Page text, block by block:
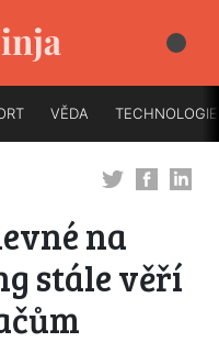
VĚDA TECHNOLOGIE
na
stále věří